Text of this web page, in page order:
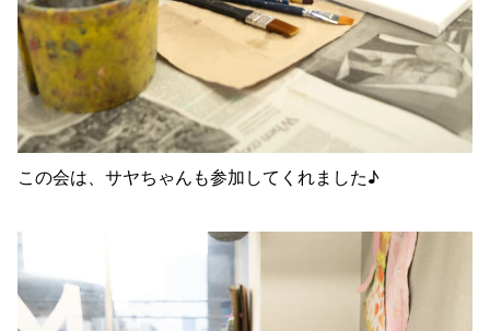
この会は、サヤちゃんも参加してくれました♪